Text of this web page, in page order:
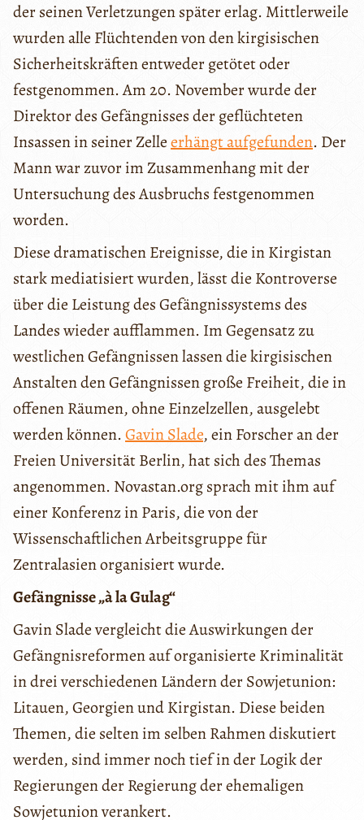
der seinen Verletzungen später erlag. Mittlerweile
wurden alle Flüchtenden von den kirgisischen
Sicherheitskräften entweder getötet oder
festgenommen. Am 20. November wurde der
Direktor des Gefängnisses der geflüchteten
Insassen in seiner Zelleerhängt aufgefunden. Der
Mann war zuvor im Zusammenhang mit der
Untersuchung des Ausbruchs festgenommen
worden.
Diese dramatischen Ereignisse, die in Kirgistan
stark mediatisiert wurden, lässt die Kontroverse
über die Leistung des Gefängnissystems des
Landes wieder aufflammen. Im Gegensatz zu
westlichen Gefängnissen lassen die kirgisischen
Anstalten den Gefängnissen große Freiheit, die in
offenen Räumen, ohne Einzelzellen, ausgelebt
werden können.Gavin Slade, ein Forscher an der
Freien Universität Berlin, hat sich des Themas
angenommen. Novastan.org sprach mit ihm auf
einer Konferenz in Paris, die von der
Wissenschaftlichen Arbeitsgruppe für
Zentralasien organisiert wurde.
Gefängnisse „à la Gulag“
Gavin Slade vergleicht die Auswirkungen der
Gefängnisreformen auf organisierte Kriminalität
in drei verschiedenen Ländern der Sowjetunion:
Litauen, Georgien und Kirgistan. Diese beiden
Themen, die selten im selben Rahmen diskutiert
werden, sind immer noch tief in der Logik der
Regierungen der Regierung der ehemaligen
Sowjetunion verankert.